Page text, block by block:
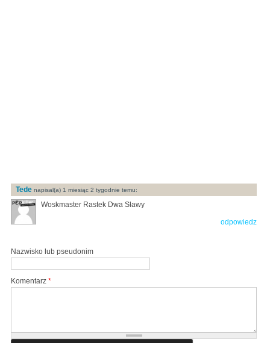
Tede napisal(a) 1 miesiąc 2 tygodnie temu:
Woskmaster Rastek Dwa Sławy
odpowiedz
Nazwisko lub pseudonim
Komentarz *